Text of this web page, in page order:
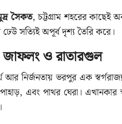
সৈকত, চট্টগ্রাম শহরের কাছেই
সত্যিই অপূর্ব দৃশ্য তৈরি করে।
জাফলং ও রাতারগুল
আর নির্জনতায় ভরপুর এক
এবং পাথর ঘেরা। এখানকার